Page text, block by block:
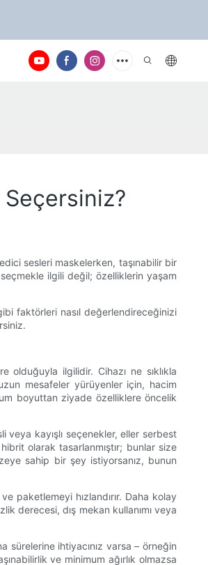
Seçersiniz?
sesleri maskelerken, taşınabilir bir
ilgili değil; özelliklerin yaşam
faktörleri nasıl değerlendireceğinizi
ilgilidir. Cihazı ne sıklıkla
mesafeler yürüyenler için, hacim
boyuttan ziyade özelliklere öncelik
kayışlı seçenekler, eller serbest
olarak tasarlanmıştır; bunlar size
sahip bir şey istiyorsanız, bunun
paketlemeyi hızlandırır. Daha kolay
derecesi, dış mekan kullanımı veya
sürelerine ihtiyacınız varsa – örneğin
ve minimum ağırlık olmazsa